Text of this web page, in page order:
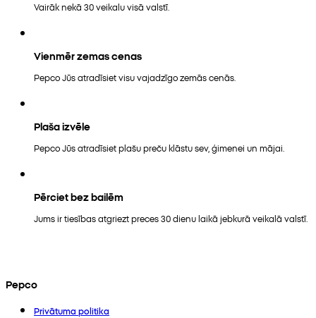
Vairāk nekā 30 veikalu visā valstī.
Vienmēr zemas cenas
Pepco Jūs atradīsiet visu vajadzīgo zemās cenās.
Plaša izvēle
Pepco Jūs atradīsiet plašu preču klāstu sev, ģimenei un mājai.
Pērciet bez bailēm
Jums ir tiesības atgriezt preces 30 dienu laikā jebkurā veikalā valstī.
Pepco
Privātuma politika